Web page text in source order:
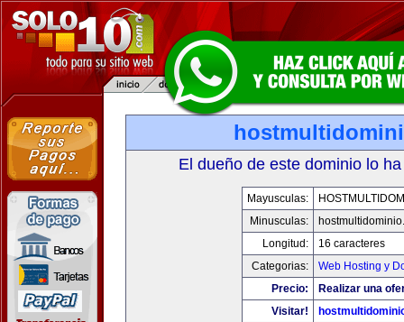
El dueño de este dominio lo
Mayusculas:
Minusculas:
Longitud:
16 caracteres
Categorias:
Web Hosting y
Precio:
Realizar una
Visitar!